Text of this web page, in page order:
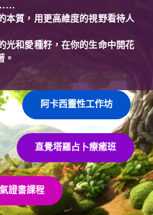
……
本質，用更高維度的視野看待人
光和愛種籽，在你的生命中開花
。
證書課程
直覺塔羅占卜療癒班
阿卡西靈性工作坊